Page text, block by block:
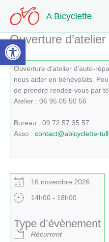
Ouvrir la barre d’outils
contenu
A Bicyclette
Ouverture
Ouverture d’atelier d’auto-
nous aider en bénévolats.
de prendre rendez-vous par
Atelier : 06 95 05 50 56
Bureau : 09 72 57 35 57
Asso : contact@abicyclette-
16 novembre 2026
14h00 - 18h00
Type d’évènement
Récurrent